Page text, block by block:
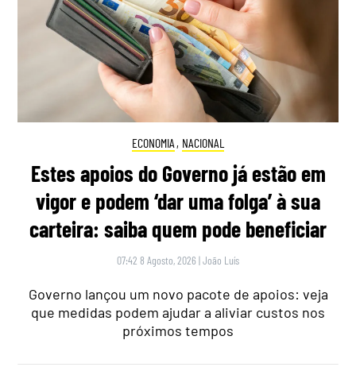
ECONOMIA , NACIONAL
Estes apoios do Governo já estão em
vigor e podem ‘dar uma folga’ à sua
carteira: saiba quem pode beneficiar
07:42 8 Agosto, 2026 |João Luís
Governo lançou um novo pacote de apoios: veja
que medidas podem ajudar a aliviar custos nos
próximos tempos